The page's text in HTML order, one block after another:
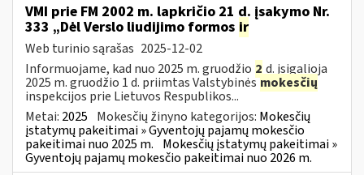
VMI prie FM 2002 m. lapkričio 21 d. įsakymo Nr.
333 „Dėl Verslo liudijimo formos ir
Web turinio sąrašas 2025-12-02
Informuojame, kad nuo 2025 m. gruodžio 2 d. įsigalioja
2025 m. gruodžio 1 d. priimtas Valstybinėsmokesčių
inspekcijos prie Lietuvos Respublikos...
Metai: 2025 Mokesčių žinyno kategorijos: Mokesčių
įstatymų pakeitimai » Gyventojų pajamų mokesčio
pakeitimai nuo 2025 m. Mokesčių įstatymų pakeitimai »
Gyventojų pajamų mokesčio pakeitimai nuo 2026 m.